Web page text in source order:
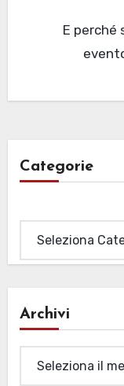
E perché si giudicano le vittime di un
Categorie
Archivi